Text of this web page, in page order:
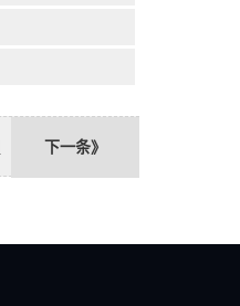
下一条》